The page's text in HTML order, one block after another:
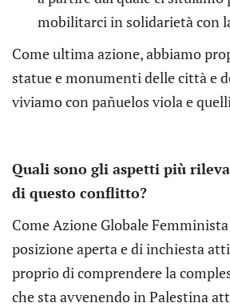
mobilitarci in solidarietà con
Come ultima azione, abbiamo
statue e monumenti delle città e
viviamo con pañuelos viola e
Quali sono gli aspetti più
di questo conflitto?
Come Azione Globale
posizione aperta e di inchiesta
proprio di comprendere la
che sta avvenendo in Palestina